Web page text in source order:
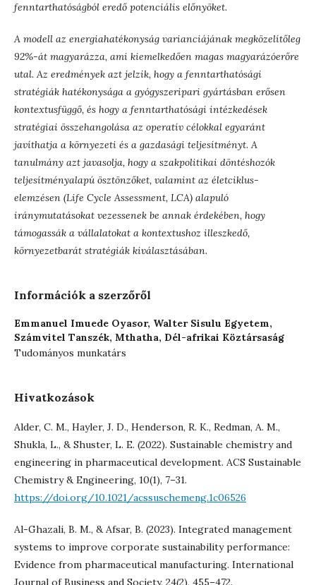
fenntarthatóságból eredő potenciális előnyöket.
A modell az energiahatékonyság varianciájának megközelítőleg
92%-át magyarázza, ami kiemelkedően magas magyarázóerőre
utal. Az eredmények azt jelzik, hogy a fenntarthatósági
stratégiák hatékonysága a gyógyszeripari gyártásban erősen
kontextusfüggő, és hogy a fenntarthatósági intézkedések
stratégiai összehangolása az operatív célokkal egyaránt
javíthatja a környezeti és a gazdasági teljesítményt. A
tanulmány azt javasolja, hogy a szakpolitikai döntéshozók
teljesítményalapú ösztönzőket, valamint az életciklus-
elemzésen (Life Cycle Assessment, LCA) alapuló
iránymutatásokat vezessenek be annak érdekében, hogy
támogassák a vállalatokat a kontextushoz illeszkedő,
környezetbarát stratégiák kiválasztásában.
Információk a szerzőről
Emmanuel Imuede Oyasor, Walter Sisulu Egyetem,
Számvitel Tanszék, Mthatha, Dél-afrikai Köztársaság
Tudományos munkatárs
Hivatkozások
Alder, C. M., Hayler, J. D., Henderson, R. K., Redman, A. M.,
Shukla, L., & Shuster, L. E. (2022). Sustainable chemistry and
engineering in pharmaceutical development. ACS Sustainable
Chemistry & Engineering, 10(1), 7–31.
https://doi.org/10.1021/acssuschemeng.1c06526
Al-Ghazali, B. M., & Afsar, B. (2023). Integrated management
systems to improve corporate sustainability performance:
Evidence from pharmaceutical manufacturing. International
Journal of Business and Society, 24(2), 455–472.